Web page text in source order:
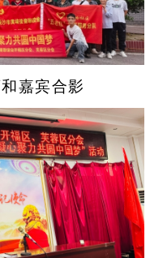
嘉宾合影